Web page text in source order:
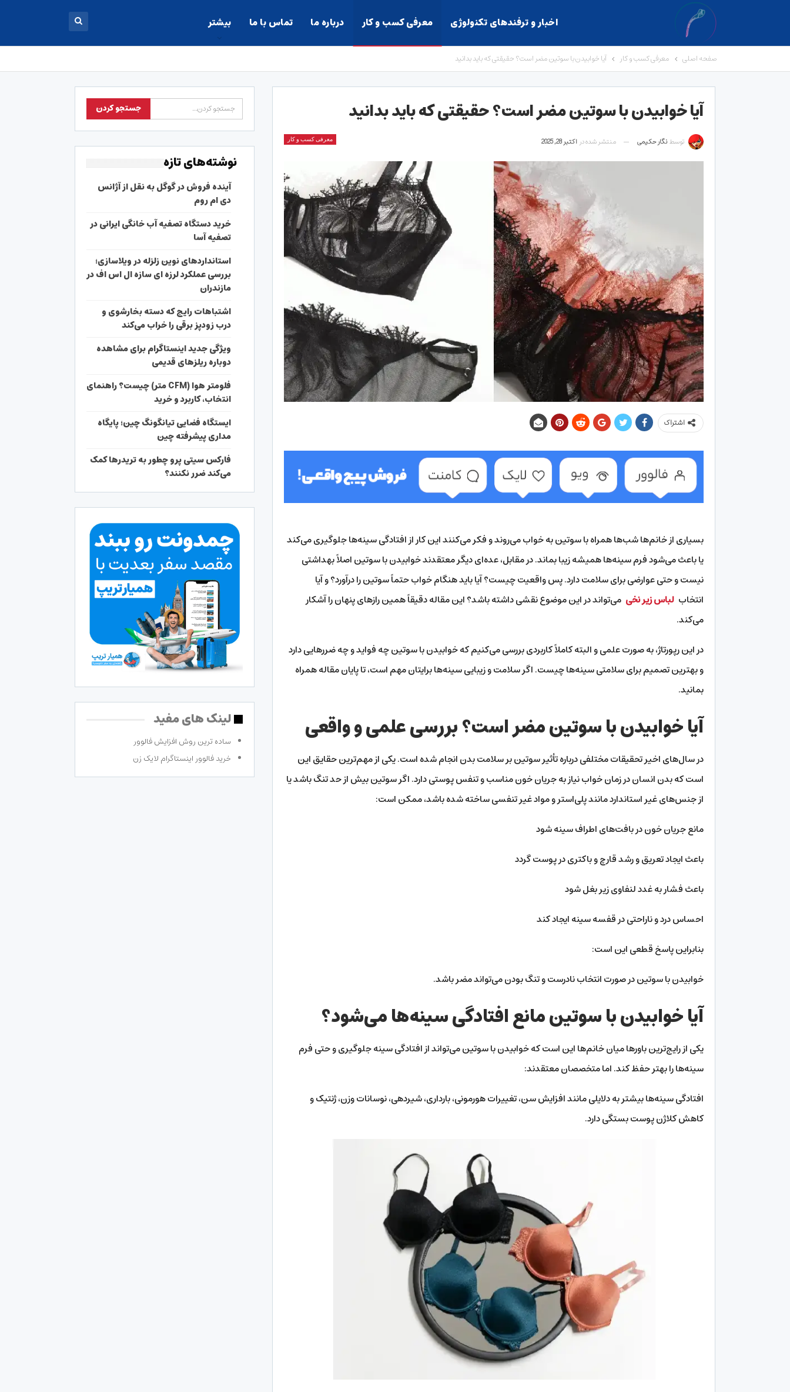
اخبار و ترفندهای تکنولوژی معرفی کسب و کار درباره ما تماس با ما بیشتر
صفحه اصلی معرفی کسب و کار آیا خوابیدن با سوتین مضر است؟ حقیقتی که باید بدانید
آیا خوابیدن با سوتین مضر است؟ حقیقتی که باید بدانید
معرفی کسب و کار توسط نگار حکیمی منتشر شده در اکتبر 28, 2025
اشتراک
بسیاری از خانم‌ها شب‌ها همراه با سوتین به خواب می‌روند و فکر می‌کنند این کار از افتادگی سینه‌ها جلوگیری می‌کند
یا باعث می‌شود فرم سینه‌ها همیشه زیبا بماند. در مقابل، عده‌ای دیگر معتقدند خوابیدن با سوتین اصلاً بهداشتی
نیست و حتی عوارضی برای سلامت دارد. پس واقعیت چیست؟ آیا باید هنگام خواب حتماً سوتین را درآورد؟ و آیا
انتخاب لباس زیر نخی می‌تواند در این موضوع نقشی داشته باشد؟ این مقاله دقیقاً همین رازهای پنهان را آشکار
می‌کند.
در این رپورتاژ، به صورت علمی و البته کاملاً کاربردی بررسی می‌کنیم که خوابیدن با سوتین چه فواید و چه ضررهایی دارد
و بهترین تصمیم برای سلامتی سینه‌ها چیست. اگر سلامت و زیبایی سینه‌ها برایتان مهم است، تا پایان مقاله همراه
بمانید.
آیا خوابیدن با سوتین مضر است؟ بررسی علمی و واقعی
در سال‌های اخیر تحقیقات مختلفی درباره تأثیر سوتین بر سلامت بدن انجام شده است. یکی از مهم‌ترین حقایق این
است که بدن انسان در زمان خواب نیاز به جریان خون مناسب و تنفس پوستی دارد. اگر سوتین بیش از حد تنگ باشد یا
از جنس‌های غیر استاندارد مانند پلی‌استر و مواد غیر تنفسی ساخته شده باشد، ممکن است:
مانع جریان خون در بافت‌های اطراف سینه شود
باعث ایجاد تعریق و رشد قارچ و باکتری در پوست گردد
باعث فشار به غدد لنفاوی زیر بغل شود
احساس درد و ناراحتی در قفسه سینه ایجاد کند
بنابراین پاسخ قطعی این است:
خوابیدن با سوتین در صورت انتخاب نادرست و تنگ بودن می‌تواند مضر باشد.
آیا خوابیدن با سوتین مانع افتادگی سینه‌ها می‌شود؟
یکی از رایج‌ترین باورها میان خانم‌ها این است که خوابیدن با سوتین می‌تواند از افتادگی سینه جلوگیری و حتی فرم
سینه‌ها را بهتر حفظ کند. اما متخصصان معتقدند:
افتادگی سینه‌ها بیشتر به دلایلی مانند افزایش سن، تغییرات هورمونی، بارداری، شیردهی، نوسانات وزن، ژنتیک و
کاهش کلاژن پوست بستگی دارد.
نوشته‌های تازه
آینده فروش در گوگل به نقل از آژانس
دی ام روم
خرید دستگاه تصفیه آب خانگی ایرانی در
تصفیه آسا
استانداردهای نوین زلزله در ویلاسازی؛
بررسی عملکرد لرزه ای سازه ال اس اف در
مازندران
اشتباهات رایج که دسته بخارشوی و
درب زودپز برقی را خراب می‌کند
ویژگی جدید اینستاگرام برای مشاهده
دوباره ریلزهای قدیمی
فلومتر هوا (CFM متر) چیست؟ راهنمای
انتخاب، کاربرد و خرید
ایستگاه فضایی تیانگونگ چین؛ پایگاه
مداری پیشرفته چین
فارکس سیتی پرو چطور به تریدرها کمک
می‌کند ضرر نکنند؟
لینک های مفید
ساده ترین روش افزایش فالوور
خرید فالوور اینستاگرام لایک زن